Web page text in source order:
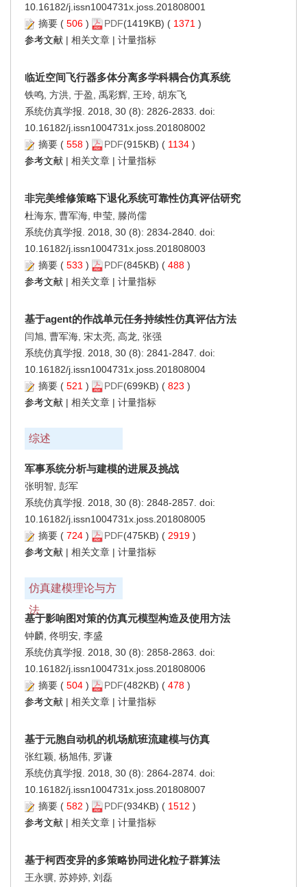
10.16182/j.issn1004731x.joss.201808001
摘要 ( 506 ) PDF(1419KB) ( 1371 )
参考文献 | 相关文章 | 计量指标
临近空间飞行器多体分离多学科耦合仿真系统
铁鸣, 方洪, 于盈, 禹彩辉, 王玲, 胡东飞
系统仿真学报. 2018, 30 (8): 2826-2833. doi:
10.16182/j.issn1004731x.joss.201808002
摘要 ( 558 ) PDF(915KB) ( 1134 )
参考文献 | 相关文章 | 计量指标
非完美维修策略下退化系统可靠性仿真评估研究
杜海东, 曹军海, 申莹, 滕尚儒
系统仿真学报. 2018, 30 (8): 2834-2840. doi:
10.16182/j.issn1004731x.joss.201808003
摘要 ( 533 ) PDF(845KB) ( 488 )
参考文献 | 相关文章 | 计量指标
基于agent的作战单元任务持续性仿真评估方法
闫旭, 曹军海, 宋太亮, 高龙, 张强
系统仿真学报. 2018, 30 (8): 2841-2847. doi:
10.16182/j.issn1004731x.joss.201808004
摘要 ( 521 ) PDF(699KB) ( 823 )
参考文献 | 相关文章 | 计量指标
综述
军事系统分析与建模的进展及挑战
张明智, 彭军
系统仿真学报. 2018, 30 (8): 2848-2857. doi:
10.16182/j.issn1004731x.joss.201808005
摘要 ( 724 ) PDF(475KB) ( 2919 )
参考文献 | 相关文章 | 计量指标
仿真建模理论与方
法
基于影响图对策的仿真元模型构造及使用方法
钟麟, 佟明安, 李盛
系统仿真学报. 2018, 30 (8): 2858-2863. doi:
10.16182/j.issn1004731x.joss.201808006
摘要 ( 504 ) PDF(482KB) ( 478 )
参考文献 | 相关文章 | 计量指标
基于元胞自动机的机场航班流建模与仿真
张红颖, 杨旭伟, 罗谦
系统仿真学报. 2018, 30 (8): 2864-2874. doi:
10.16182/j.issn1004731x.joss.201808007
摘要 ( 582 ) PDF(934KB) ( 1512 )
参考文献 | 相关文章 | 计量指标
基于柯西变异的多策略协同进化粒子群算法
王永骥, 苏婷婷, 刘磊